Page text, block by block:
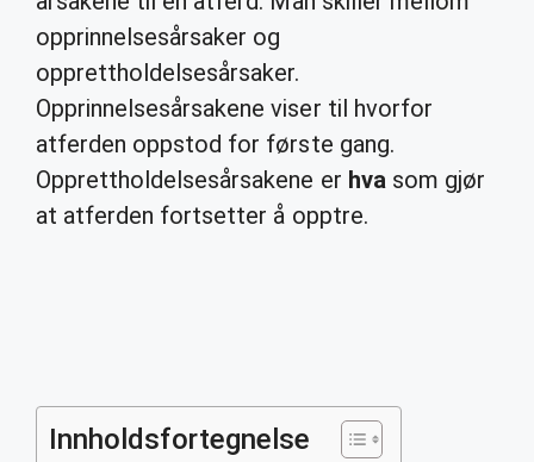
opprinnelsesårsaker og
opprettholdelsesårsaker.
Opprinnelsesårsakene viser til hvorfor
atferden oppstod for første gang.
Opprettholdelsesårsakene er hvasom gjør
at atferden fortsetter å opptre.
Innholdsfortegnelse